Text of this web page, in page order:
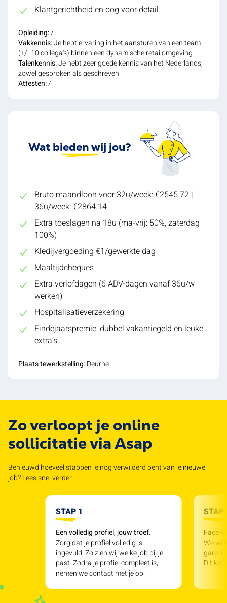
Klantgerichtheid en oog voor detail
Opleiding:/
Vakkennis:Je hebt ervaring in het aansturen van een team
(+/- 10 collega's) binnen een dynamische retailomgeving.
Talenkennis:Je hebt zeer goede kennis van het Nederlands,
zowel gesproken als geschreven
Attesten:/
Wat bieden wij jou?
Bruto maandloon voor 32u/week: €2545.72 |
36u/week: €2864.14
Extra toeslagen na 18u (ma-vrij: 50%, zaterdag
100%)
Kledijvergoeding €1/gewerkte dag
Maaltijdcheques
Extra verlofdagen (6 ADV-dagen vanaf 36u/w
werken)
Hospitalisatieverzekering
Eindejaarspremie, dubbel vakantiegeld en leuke
extra’s
Plaats tewerkstelling:Deurne
Zo verloopt je online
sollicitatie via Asap
Benieuwd hoeveel stappen je nog verwijderd bent van je nieuwe
job? Lees snel verder.
STAP 1
Een volledig profiel, jouw troef.
Zorg dat je profiel volledig is
ingevuld. Zo zien wij welke job bij je
past. Zodra je profiel compleet is,
nemen we contact met je op.
STAP
Face-
We
Dit